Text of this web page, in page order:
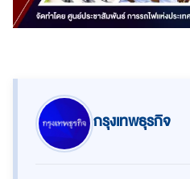
กรุงเทพธุรกิจ